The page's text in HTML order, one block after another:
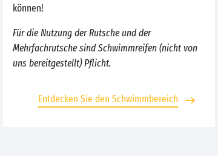
können!
Für die Nutzung der Rutsche und der
Mehrfachrutsche sind Schwimmreifen (nicht von
uns bereitgestellt) Pflicht.
Entdecken Sie den Schwimmbereich